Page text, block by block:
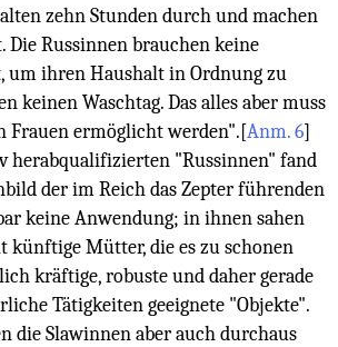
zehn Stunden durch und machen
Die Russinnen brauchen keine
um ihren Haushalt in Ordnung zu
keinen Waschtag. Das alles aber muss
Frauen ermöglicht werden". [Anm. 6]
herabqualifizierten "Russinnen" fand
der im Reich das Zepter führenden
keine Anwendung; in ihnen sahen
künftige Mütter, die es zu schonen
kräftige, robuste und daher gerade
Tätigkeiten geeignete "Objekte".
die Slawinnen aber auch durchaus